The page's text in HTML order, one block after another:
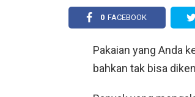
0 FACEBOOK
Pakaian yang Anda
bahkan tak bisa